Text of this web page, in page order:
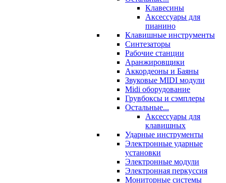
Клавесины
Аксессуары для
пианино
Клавишные инструменты
Синтезаторы
Рабочие станции
Аранжировщики
Аккордеоны и Баяны
Звуковые MIDI модули
Midi оборудование
Грувбоксы и сэмплеры
Остальные...
Аксессуары для
клавишных
Ударные инструменты
Электронные ударные
установки
Электронные модули
Электронная перкуссия
Мониторные системы